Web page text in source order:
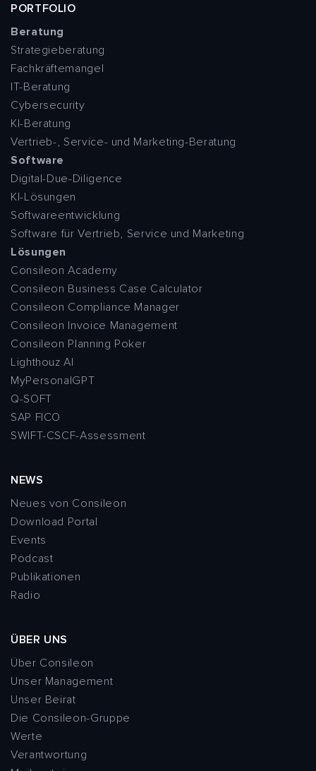
PORTFOLIO
Beratung
Strategieberatung
Fachkräftemangel
IT-Beratung
Cybersecurity
KI-Beratung
Vertrieb-, Service- und Marketing-Beratung
Software
Digital-Due-Diligence
KI-Lösungen
Softwareentwicklung
Software für Vertrieb, Service und Marketing
Lösungen
Consileon Academy
Consileon Business Case Calculator
Consileon Compliance Manager
Consileon Invoice Management
Consileon Planning Poker
Lighthouz AI
MyPersonalGPT
Q-SOFT
SAP FICO
SWIFT-CSCF-Assessment
NEWS
Neues von Consileon
Download Portal
Events
Podcast
Publikationen
Radio
ÜBER UNS
Über Consileon
Unser Management
Unser Beirat
Die Consileon-Gruppe
Werte
Verantwortung